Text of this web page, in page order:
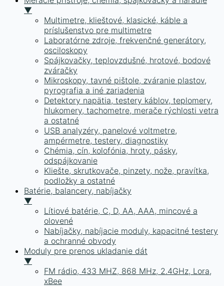
▼
Multimetre, klieštové, klasické, káble a
príslušenstvo pre multimetre
Laboratórne zdroje, frekvenčné generátory,
osciloskopy
Spájkovačky, teplovzdušné, hrotové, bodové
zváračky
Mikroskopy, tavné pištole, zváranie plastov,
pyrografia a iné zariadenia
Detektory napätia, testery káblov, teplomery,
hlukomery, tachometre, merače rýchlosti vetra
a ostatné
USB analyzéry, panelové voltmetre,
ampérmetre, testery, diagnostiky
Chémia, cín, kolofónia, hroty, pásky,
odspájkovanie
Kliešte, skrutkovače, pinzety, nože, pravítka,
podložky a ostatné
Batérie, balancery, nabíjačky
▼
Lítiové batérie, C, D, AA, AAA, mincové a
olovené
Nabíjačky, nabíjacie moduly, kapacitné testery
a ochranné obvody
Moduly pre prenos ukladanie dát
▼
FM rádio, 433 MHZ, 868 MHz, 2.4GHz, Lora,
xBee